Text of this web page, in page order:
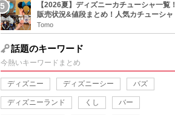
【2026夏】ディズニーカチューシャ一覧！
販売状況&値段まとめ！人気カチューシャ
をチェック
Tomo
話題のキーワード
今熱いキーワードまとめ
ディズニー ディズニーシー バズ
ディズニーランド くし バー